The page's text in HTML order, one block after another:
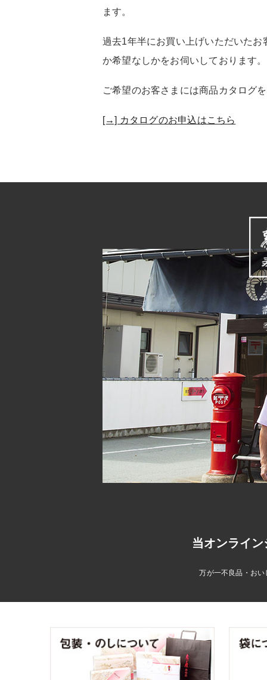
ます。
過去1年半にお買い上げいただいた
か希望なしかをお伺いしております。
ご希望のお客さまには商品カタログ
[→] カタログのお申込はこちら
当オンライ
万が一不良品・お